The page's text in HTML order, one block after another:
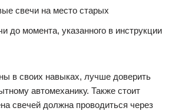
свечи на место старых
до момента, указанного в инструкции
в своих навыках, лучше доверить
автомеханику. Также стоит
свечей должна проводиться через